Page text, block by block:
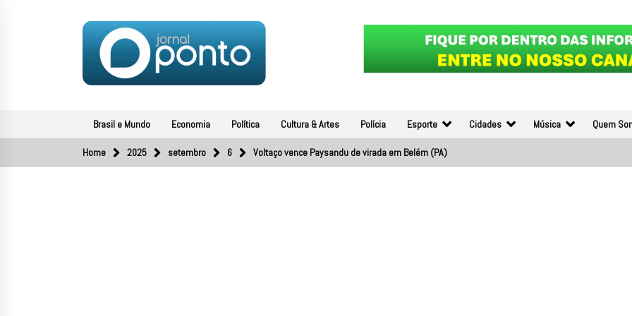
Brasil e Mundo Economia Política Cultura & Artes Polícia Esporte Cidades Música Quem
Home 2025 setembro 6 Voltaço vence Paysandu de virada em Belém (PA)